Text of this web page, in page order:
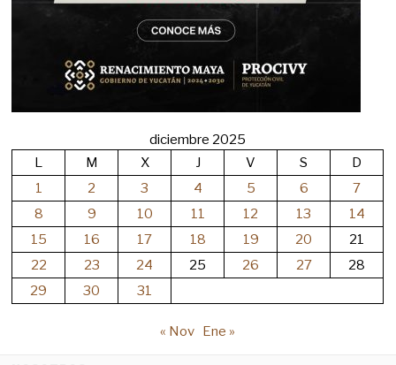
diciembre 2025
L
M X J V S
D
1
2 3 4 5 6
7
8
9 10 11 12 13
14
15
16 17 18 19 20
21
22
23 24 25 26 27
28
29
30 31
« Nov Ene »